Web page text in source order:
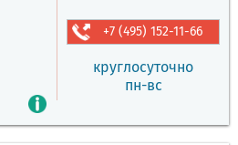
+7 (495) 152-11-66
круглосуточно
пн-вс